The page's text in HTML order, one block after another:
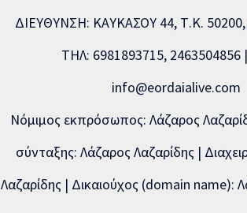
ΔΙΕΥΘΥΝΣΗ: ΚΑΥΚΑΣΟΥ 44, Τ.Κ.
ΤΗΛ: 6981893715, 2463504856
info@eordaialive.com
Νόμιμος εκπρόσωπος: Λάζαρος
σύνταξης: Λάζαρος Λαζαρίδης |
Λαζαρίδης | Δικαιούχος (domain name):